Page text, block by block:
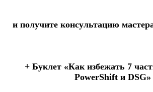
и получите консультацию
+ Буклет «Как избежать 7
PowerShift и DSG»